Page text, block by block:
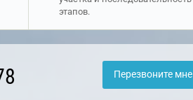
этапов.
Перезвоните мне